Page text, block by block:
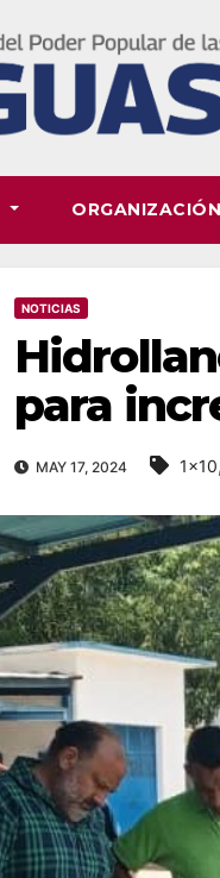
ORGANIZACIÓN
NOTICIAS
para
MAY 17, 2024 1x10,